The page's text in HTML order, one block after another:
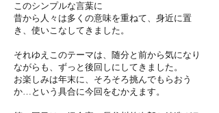
このシンプルな言葉に
昔から人々は多くの意味を重ねて、身近に置
き、使いこなしてきました。
それゆえこのテーマは、随分と前から気になり
ながらも、ずっと後回しにしてきました。
お楽しみは年末に、そろそろ挑んでもらおう
か…という具合に今回をむかえます。